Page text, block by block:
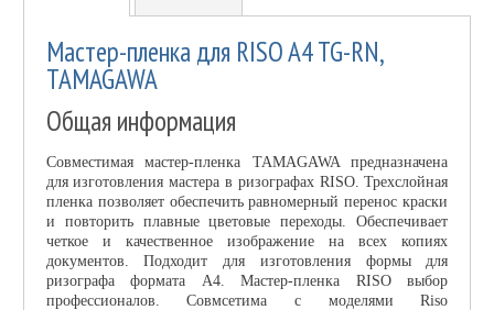
Мастер-пленка для RISO A4 TG-RN,
TAMAGAWA
Общая информация
Совместимая мастер-пленка TAMAGAWA предназначена
для изготовления мастера в ризографах RISO. Трехслойная
пленка позволяет обеспечить равномерный перенос краски
и повторить плавные цветовые переходы. Обеспечивает
четкое и качественное изображение на всех копиях
документов. Подходит для изготовления формы для
ризографа формата A4. Мастер-пленка RISO выбор
профессионалов. Совмсетима с моделями Riso